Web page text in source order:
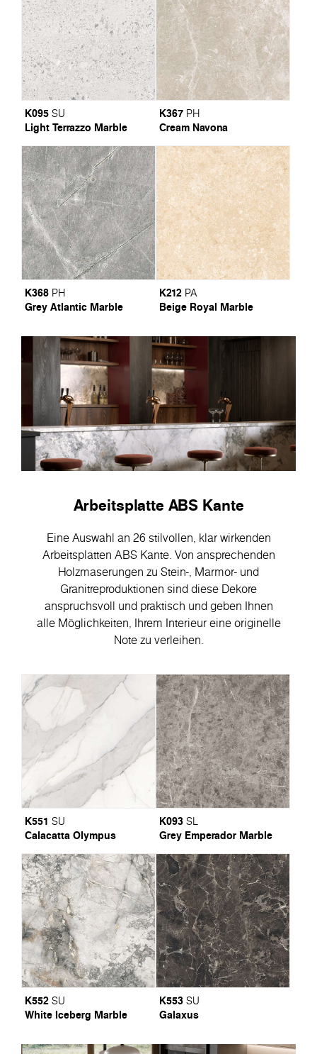
K095 SU
Light Terrazzo Marble
K367 PH
Cream Navona
K368 PH
Grey Atlantic Marble
K212 PA
Beige Royal Marble
Arbeitsplatte ABS Kante
Eine Auswahl an 26 stilvollen, klar wirkenden
Arbeitsplatten ABS Kante. Von ansprechenden
Holzmaserungen zu Stein-, Marmor- und
Granitreproduktionen sind diese Dekore
anspruchsvoll und praktisch und geben Ihnen
alle Möglichkeiten, Ihrem Interieur eine originelle
Note zu verleihen.
K551 SU
Calacatta Olympus
K093 SL
Grey Emperador Marble
K552 SU
White Iceberg Marble
K553 SU
Galaxus